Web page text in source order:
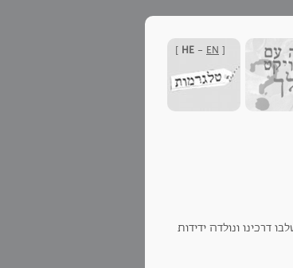
[
HE - EN
]
דרכינו ונולדה ידידות